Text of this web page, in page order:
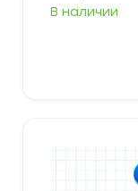
В наличии